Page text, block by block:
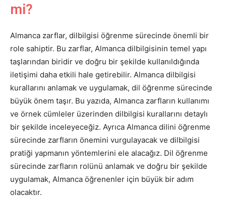
mi?
Almanca zarflar, dilbilgisi öğrenme sürecinde önemli bir
role sahiptir. Bu zarflar, Almanca dilbilgisinin temel yapı
taşlarından biridir ve doğru bir şekilde kullanıldığında
iletişimi daha etkili hale getirebilir. Almanca dilbilgisi
kurallarını anlamak ve uygulamak, dil öğrenme sürecinde
büyük önem taşır. Bu yazıda, Almanca zarfların kullanımı
ve örnek cümleler üzerinden dilbilgisi kurallarını detaylı
bir şekilde inceleyeceğiz. Ayrıca Almanca dilini öğrenme
sürecinde zarfların önemini vurgulayacak ve dilbilgisi
pratiği yapmanın yöntemlerini ele alacağız. Dil öğrenme
sürecinde zarfların rolünü anlamak ve doğru bir şekilde
uygulamak, Almanca öğrenenler için büyük bir adım
olacaktır.